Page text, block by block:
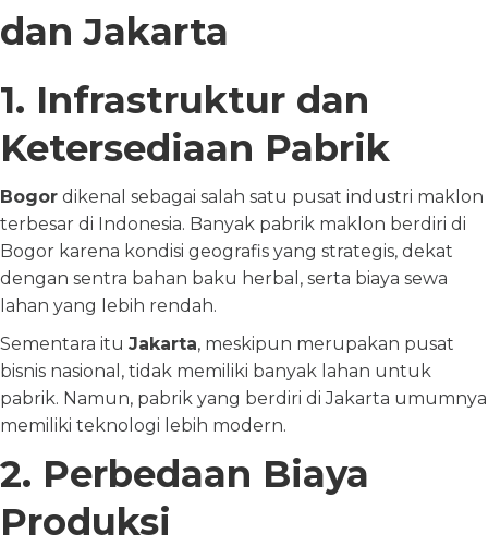
dan Jakarta
1. Infrastruktur dan
Ketersediaan Pabrik
Bogor dikenal sebagai salah satu pusat industri maklon
terbesar di Indonesia. Banyak pabrik maklon berdiri di
Bogor karena kondisi geografis yang strategis, dekat
dengan sentra bahan baku herbal, serta biaya sewa
lahan yang lebih rendah.
Sementara itu Jakarta, meskipun merupakan pusat
bisnis nasional, tidak memiliki banyak lahan untuk
pabrik. Namun, pabrik yang berdiri di Jakarta umumnya
memiliki teknologi lebih modern.
2. Perbedaan Biaya
Produksi